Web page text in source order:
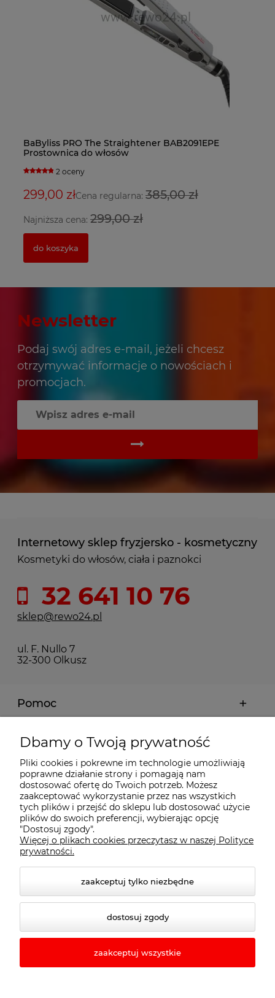
BaByliss PRO The Straightener BAB2091EPE
Prostownica do włosów
2 oceny
299,00 złCena regularna: 385,00 zł
Najniższa cena: 299,00 zł
do koszyka
Newsletter
Podaj swój adres e-mail, jeżeli chcesz
otrzymywać informacje o nowościach i
promocjach.
Internetowy sklep fryzjersko - kosmetyczny
Kosmetyki do włosów, ciała i paznokci
32 641 10 76
sklep@rewo24.pl
ul. F. Nullo 7
32-300 Olkusz
Pomoc
Moje konto
Płatności i dostawa
Informacje
O nas
Dbamy o Twoją prywatność
Pliki cookies i pokrewne im technologie umożliwiają
poprawne działanie strony i pomagają nam
dostosować ofertę do Twoich potrzeb. Możesz
zaakceptować wykorzystanie przez nas wszystkich
tych plików i przejść do sklepu lub dostosować użycie
plików do swoich preferencji, wybierając opcję
"Dostosuj zgody".
Więcej o plikach cookies przeczytasz w naszej Polityce
prywatności.
zaakceptuj tylko niezbędne
dostosuj zgody
zaakceptuj wszystkie